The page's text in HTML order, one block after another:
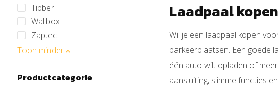
Tibber
Wallbox
Zaptec
Toon minder
Productcategorie
Laadpaal
Wil je een laadpaal kopen
parkeerplaatsen. Een goede
één auto wilt opladen of
aansluiting, slimme functies